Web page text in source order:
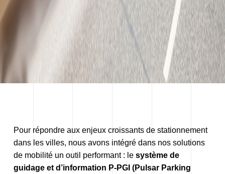
Pour répondre aux enjeux croissants de stationnement
dans les villes, nous avons intégré dans nos solutions
de mobilité un outil performant : lesystème de
guidage et d’information P-PGI (Pulsar Parking